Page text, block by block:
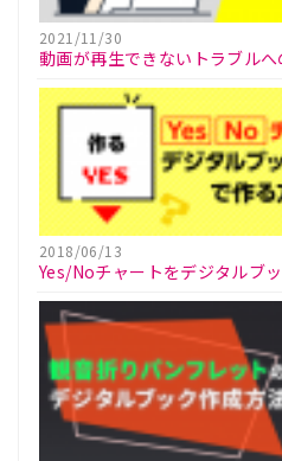
2021/11/30
動画が再生できないトラブル
2018/06/13
Yes/Noチャートをデジタルブ